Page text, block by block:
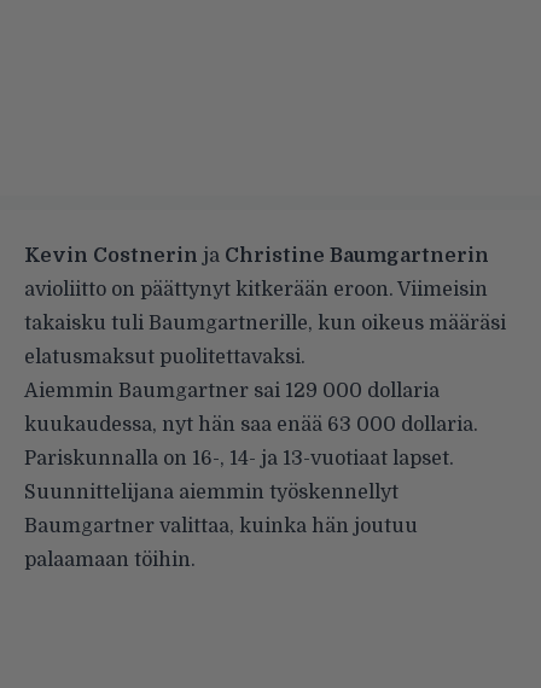
Kevin Costnerin ja Christine Baumgartnerin
avioliitto on päättynyt kitkerään eroon. Viimeisin
takaisku tuli Baumgartnerille, kun oikeus määräsi
elatusmaksut puolitettavaksi.
Aiemmin Baumgartner sai 129 000 dollaria
kuukaudessa, nyt hän saa enää 63 000 dollaria.
Pariskunnalla on 16-, 14- ja 13-vuotiaat lapset.
Suunnittelijana aiemmin työskennellyt
Baumgartner valittaa, kuinka hän joutuu
palaamaan töihin.